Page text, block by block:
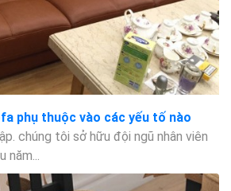
phụ thuộc vào các yếu tố nào
chúng tôi sở hữu đội ngũ nhân viên
năm...